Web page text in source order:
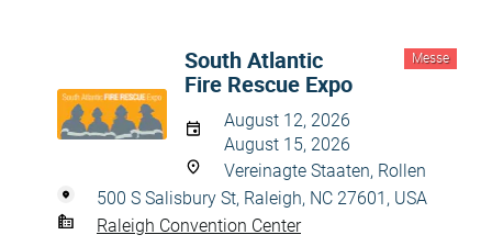
Messe
South Atlantic
Fire Rescue Expo
August 12, 2026
August 15, 2026
Vereinagte Staaten, Rollen
500 S Salisbury St, Raleigh, NC 27601, USA
Raleigh Convention Center